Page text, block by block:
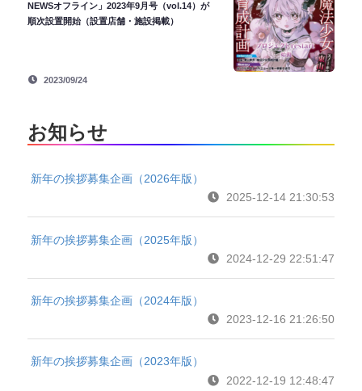
NEWSオフライン」2023年9月号（vol.14）が
順次設置開始（設置店舗・施設掲載）
2023/09/24
お知らせ
新年の挨拶募集企画（2026年版）
2025-12-14 21:30:53
新年の挨拶募集企画（2025年版）
2024-12-29 22:51:47
新年の挨拶募集企画（2024年版）
2023-12-16 21:26:50
新年の挨拶募集企画（2023年版）
2022-12-19 12:48:47